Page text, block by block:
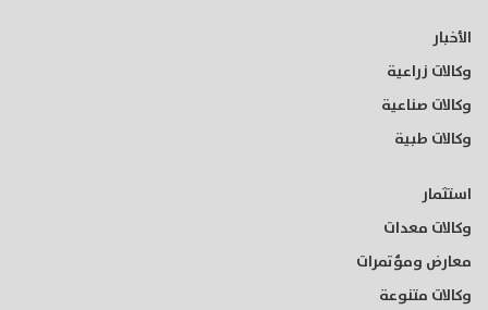
الأخبار
وكالات زراعية
وكالات صناعية
وكالات طبية
استثمار
وكالات معدات
معارض ومؤتمرات
وكالات متنوعة